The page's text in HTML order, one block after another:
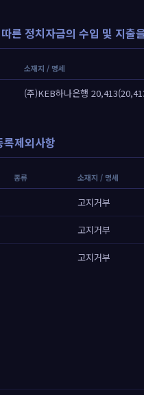
른 정치자금의 수입 및 지출
소재지 / 명세
(주)KEB하나은행
제외사항
종류 소재지 / 명세
고지거부
고지거부
고지거부